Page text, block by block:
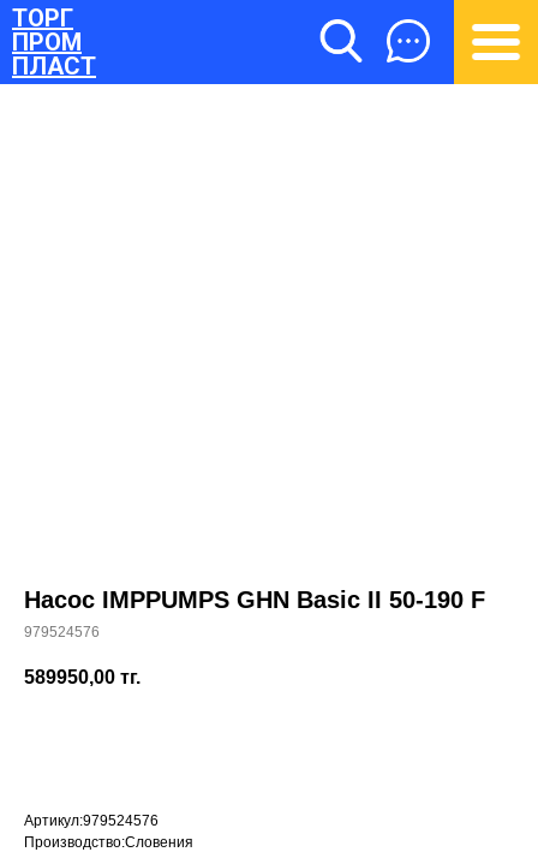
ТОРГ
ПРОМ
ПЛАСТ
(700) 730-70-73
Насос IMPPUMPS GHN Basic II 50-190 F
979524576
589950,00 тг.
Артикул:979524576
Производство:Словения